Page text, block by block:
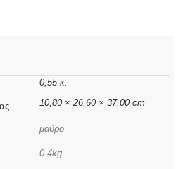
0,55 κ.
10,80 × 26,60 × 37,00 cm
μαύρο
0.4kg